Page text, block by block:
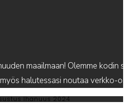
maailmaan! Olemme kodin
halutessasi noutaa verkko-
Ihanuus 2024